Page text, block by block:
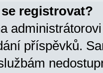
registrovat?
příspěvků.